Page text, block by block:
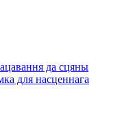
да сцяны
для насценнага